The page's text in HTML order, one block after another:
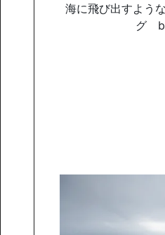
海に飛び出すよう
グ